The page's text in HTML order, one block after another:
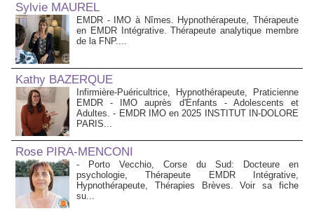
Sylvie MAUREL
EMDR - IMO à Nîmes. Hypnothérapeute, Thérapeute
en EMDR Intégrative. Thérapeute analytique membre
de la FNP....
Kathy BAZERQUE
Infirmière-Puéricultrice, Hypnothérapeute, Praticienne
EMDR - IMO auprès d'Enfants - Adolescents et
Adultes. - EMDR IMO en 2025 INSTITUT IN-DOLORE
PARIS...
Rose PIRA-MENCONI
- Porto Vecchio, Corse du Sud: Docteure en
psychologie, Thérapeute EMDR Intégrative,
Hypnothérapeute, Thérapies Brèves. Voir sa fiche
su...